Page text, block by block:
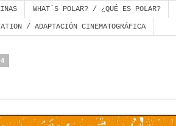
WHAT´S POLAR? / ¿QUÉ ES POLAR?
/ ADAPTACIÓN CINEMATOGRÁFICA